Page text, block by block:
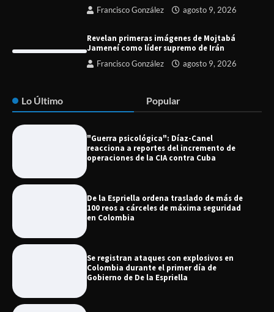
Francisco González agosto 9, 2026
Revelan primeras imágenes de Mojtabá
Jameneí como líder supremo de Irán
Francisco González agosto 9, 2026
Lo Último Popular
"Guerra psicológica": Díaz-Canel
reacciona a reportes del incremento de
operaciones de la CIA contra Cuba
De la Espriella ordena traslado de más de
100 reos a cárceles de máxima seguridad
en Colombia
Se registran ataques con explosivos en
Colombia durante el primer día de
Gobierno de De la Espriella